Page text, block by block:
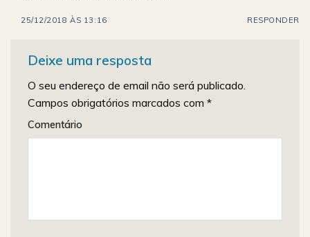
25/12/2018 ÀS 13:16 RESPONDER
Deixe uma resposta
O seu endereço de email não será publicado.
Campos obrigatórios marcados com *
Comentário